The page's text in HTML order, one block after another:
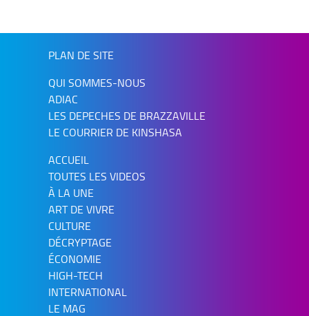
PLAN DE SITE
QUI SOMMES-NOUS
ADIAC
LES DEPECHES DE BRAZZAVILLE
LE COURRIER DE KINSHASA
ACCUEIL
TOUTES LES VIDEOS
À LA UNE
ART DE VIVRE
CULTURE
DÉCRYPTAGE
ÉCONOMIE
HIGH-TECH
INTERNATIONAL
LE MAG